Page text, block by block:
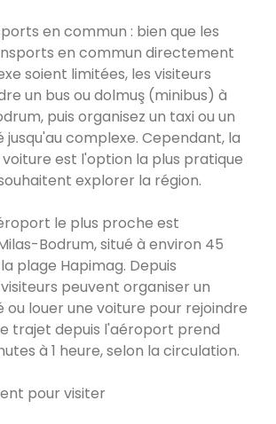
en commun : bien que les
en commun directement
soient limitées, les visiteurs
un bus ou dolmuş (minibus) à
puis organisez un taxi ou un
complexe. Cependant, la
est l'option la plus pratique
explorer la région.
le plus proche est
Bodrum, situé à environ 45
plage Hapimag. Depuis
peuvent organiser un
louer une voiture pour rejoindre
trajet depuis l'aéroport prend
à 1 heure, selon la circulation.
pour visiter